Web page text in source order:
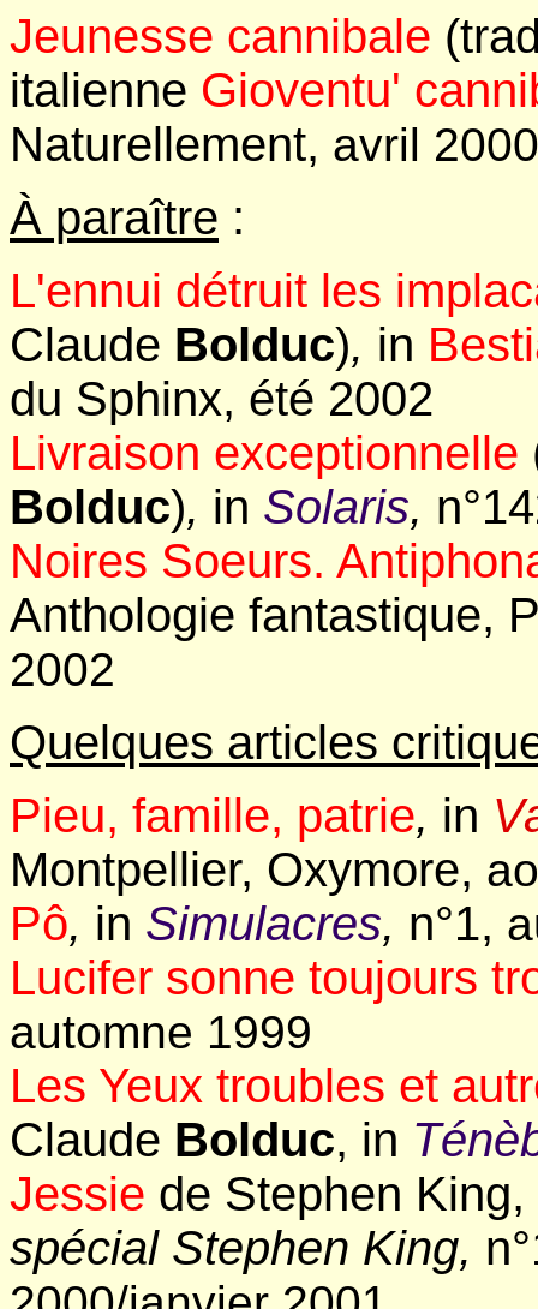
Jeunesse cannibale
italienne Gioventu'
Naturellement, avril 2000
À paraître :
L'ennui détruit les
Claude Bolduc), in
du Sphinx, été 2002
Livraison exceptionnelle
Bolduc), in Solaris,
Noires Soeurs.
Anthologie fantastique,
2002
Quelques articles
Pieu, famille, patrie, in
Montpellier, Oxymore,
Pô, in Simulacres, n°1,
Lucifer sonne toujours
automne 1999
Les Yeux troubles et
Claude Bolduc, in
Jessie de Stephen King,
spécial Stephen King,